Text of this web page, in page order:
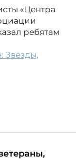
«Центра
ребятам
Звёзды,